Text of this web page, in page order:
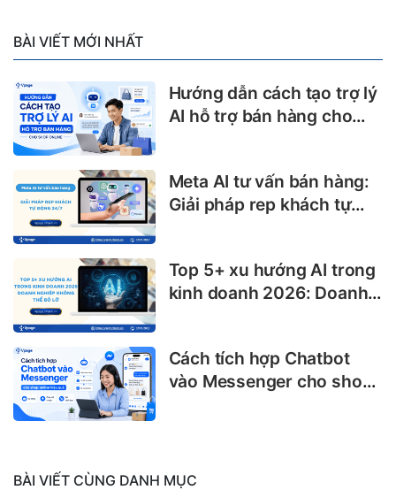
BÀI VIẾT MỚI NHẤT
Hướng dẫn cách tạo trợ lý
AI hỗ trợ bán hàng cho
Meta AI tư vấn bán hàng:
Giải pháp rep khách tự
Top 5+ xu hướng AI trong
kinh doanh 2026: Doanh
Cách tích hợp Chatbot
vào Messenger cho shop
BÀI VIẾT CÙNG DANH MỤC